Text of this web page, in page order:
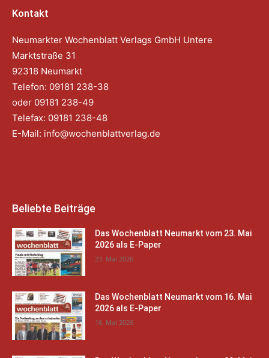
Kontakt
Neumarkter Wochenblatt Verlags GmbH Untere
Marktstraße 31
92318 Neumarkt
Telefon: 09181 238-38
oder 09181 238-49
Telefax: 09181 238-48
E-Mail: info@wochenblattverlag.de
Beliebte Beiträge
Das Wochenblatt Neumarkt vom 23. Mai
2026 als E-Paper
23. Mai 2026
Das Wochenblatt Neumarkt vom 16. Mai
2026 als E-Paper
16. Mai 2026